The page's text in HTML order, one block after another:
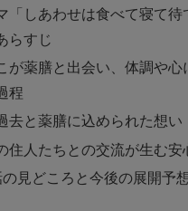
「しあわせは食べて寝て
らすじ
が薬膳と出会い、体調や心
程
去と薬膳に込められた想い
住人たちとの交流が生む安
見どころと今後の展開予想